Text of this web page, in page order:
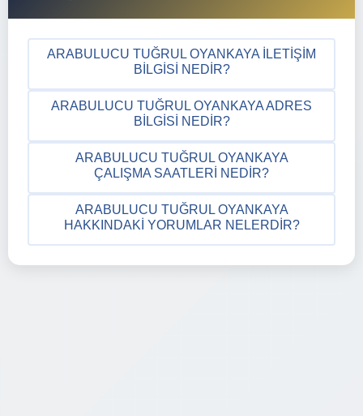
ARABULUCU TUĞRUL OYANKAYA İLETIŞIM
BILGISI NEDIR?
ARABULUCU TUĞRUL OYANKAYA ADRES
BILGISI NEDIR?
ARABULUCU TUĞRUL OYANKAYA
ÇALIŞMA SAATLERI NEDIR?
ARABULUCU TUĞRUL OYANKAYA
HAKKINDAKI YORUMLAR NELERDIR?